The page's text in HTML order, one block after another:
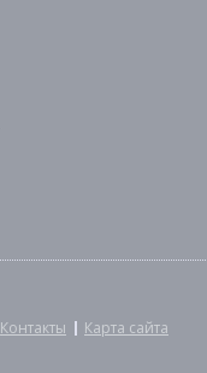
Контакты Карта сайта